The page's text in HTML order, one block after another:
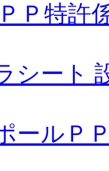
Ｐ特許
シート
ールＰ